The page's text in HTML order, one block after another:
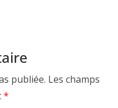
publiée. Les champs
*